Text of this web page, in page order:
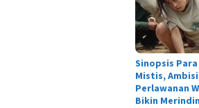
Sinopsis
Mistis,
Perlawanan
Bikin